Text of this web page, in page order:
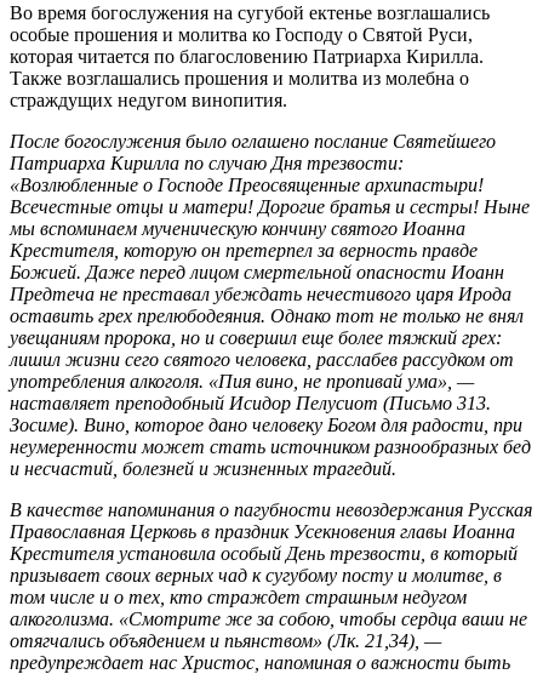
Во время богослужения на сугубой ектенье возглашались
особые прошения и молитва ко Господу о Святой Руси,
которая читается по благословению Патриарха Кирилла.
Также возглашались прошения и молитва из молебна о
страждущих недугом винопития.
После богослужения было оглашено послание Святейшего
Патриарха Кирилла по случаю Дня трезвости:
«Возлюбленные о Господе Преосвященные архипастыри!
Всечестные отцы и матери! Дорогие братья и сестры! Ныне
мы вспоминаем мученическую кончину святого Иоанна
Крестителя, которую он претерпел за верность правде
Божией. Даже перед лицом смертельной опасности Иоанн
Предтеча не преставал убеждать нечестивого царя Ирода
оставить грех прелюбодеяния. Однако тот не только не внял
увещаниям пророка, но и совершил еще более тяжкий грех:
лишил жизни сего святого человека, расслабев рассудком от
употребления алкоголя. «Пия вино, не пропивай ума», —
наставляет преподобный Исидор Пелусиот (Письмо 313.
Зосиме). Вино, которое дано человеку Богом для радости, при
неумеренности может стать источником разнообразных бед
и несчастий, болезней и жизненных трагедий.
В качестве напоминания о пагубности невоздержания Русская
Православная Церковь в праздник Усекновения главы Иоанна
Крестителя установила особый День трезвости, в который
призывает своих верных чад к сугубому посту и молитве, в
том числе и о тех, кто страждет страшным недугом
алкоголизма. «Смотрите же за собою, чтобы сердца ваши не
отягчались объядением и пьянством» (Лк. 21,34), —
предупреждает нас Христос, напоминая о важности быть